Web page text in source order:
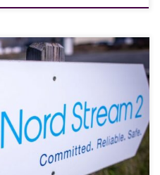
kortit näyttävät olevan
Kremlin käsissä. Eurooppa